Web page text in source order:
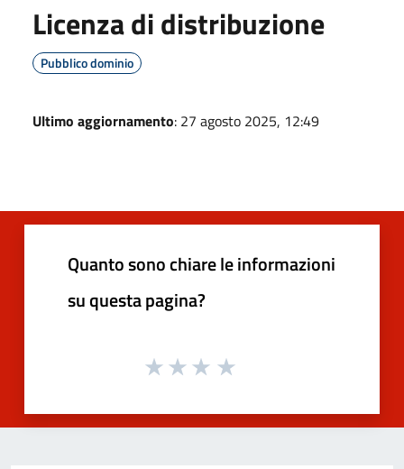
Licenza di distribuzione
Pubblico dominio
Ultimo aggiornamento: 27 agosto 2025, 12:49
Quanto sono chiare le informazioni
su questa pagina?